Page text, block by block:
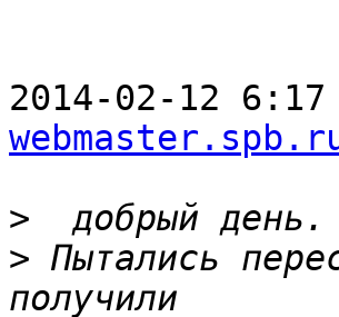
2014-02-12 6:17
>
> Пытались